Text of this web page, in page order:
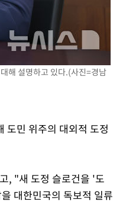
해 설명하고 있다.(사진=경남
도민 위주의 대외적 도정
, "새 도정 슬로건을 '도
대한민국의 독보적 일류